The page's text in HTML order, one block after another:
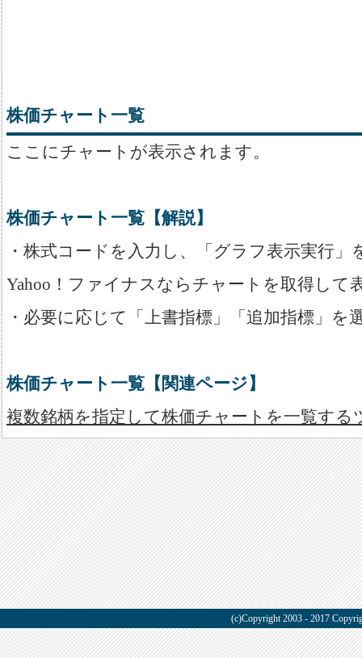
株価チャート一覧
ここにチャートが表示されます。
株価チャート一覧【解説】
・株式コードを入力し、「グラフ表示実行
Yahoo！ファイナスならチャートを取得して
・必要に応じて「上書指標」「追加指標」を
株価チャート一覧【関連ページ】
複数銘柄を指定して株価チャートを一覧する
(c)Copyright 2003 - 2017